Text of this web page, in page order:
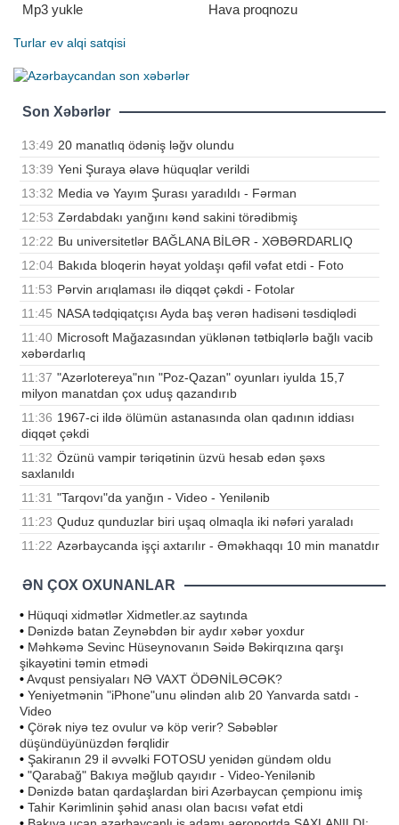
Mp3 yukle
Hava proqnozu
Turlar ev alqi satqisi
Son Xəbərlər
13:49 20 manatlıq ödəniş ləğv olundu
13:39 Yeni Şuraya əlavə hüquqlar verildi
13:32 Media və Yayım Şurası yaradıldı - Fərman
12:53 Zərdabdakı yanğını kənd sakini törədibmiş
12:22 Bu universitetlər BAĞLANA BİLƏR - XƏBƏRDARLIQ
12:04 Bakıda bloqerin həyat yoldaşı qəfil vəfat etdi - Foto
11:53 Pərvin arıqlaması ilə diqqət çəkdi - Fotolar
11:45 NASA tədqiqatçısı Ayda baş verən hadisəni təsdiqlədi
11:40 Microsoft Mağazasından yüklənən tətbiqlərlə bağlı vacib
xəbərdarlıq
11:37 "Azərlotereya"nın "Poz-Qazan" oyunları iyulda 15,7
milyon manatdan çox uduş qazandırıb
11:36 1967-ci ildə ölümün astanasında olan qadının iddiası
diqqət çəkdi
11:32 Özünü vampir təriqətinin üzvü hesab edən şəxs
saxlanıldı
11:31 "Tarqovı"da yanğın - Video - Yenilənib
11:23 Quduz qunduzlar biri uşaq olmaqla iki nəfəri yaraladı
11:22 Azərbaycanda işçi axtarılır - Əməkhaqqı 10 min manatdır
ƏN ÇOX OXUNANLAR
• Hüquqi xidmətlər Xidmetler.az saytında
• Dənizdə batan Zeynəbdən bir aydır xəbər yoxdur
• Məhkəmə Sevinc Hüseynovanın Səidə Bəkirqızına qarşı
şikayətini təmin etmədi
•Avqust pensiyaları NƏ VAXT ÖDƏNİLƏCƏK?
• Yeniyetmənin "iPhone"unu əlindən alıb 20 Yanvarda satdı -
Video
• Çörək niyə tez ovulur və köp verir? Səbəblər
düşündüyünüzdən fərqlidir
• Şakiranın 29 il əvvəlki FOTOSU yenidən gündəm oldu
• "Qarabağ" Bakıya məğlub qayıdır - Video-Yenilənib
• Dənizdə batan qardaşlardan biri Azərbaycan çempionu imiş
• Tahir Kərimlinin şəhid anası olan bacısı vəfat etdi